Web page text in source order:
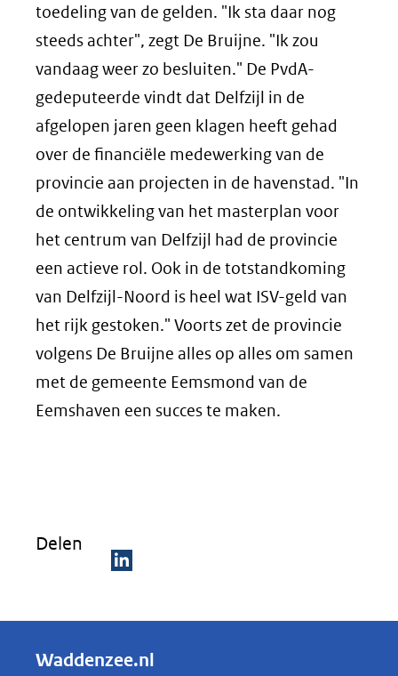
toedeling van de gelden. "Ik sta daar nog
steeds achter", zegt De Bruijne. "Ik zou
vandaag weer zo besluiten." De PvdA-
gedeputeerde vindt dat Delfzijl in de
afgelopen jaren geen klagen heeft gehad
over de financiële medewerking van de
provincie aan projecten in de havenstad. "In
de ontwikkeling van het masterplan voor
het centrum van Delfzijl had de provincie
een actieve rol. Ook in de totstandkoming
van Delfzijl-Noord is heel wat ISV-geld van
het rijk gestoken." Voorts zet de provincie
volgens De Bruijne alles op alles om samen
met de gemeente Eemsmond van de
Eemshaven een succes te maken.
Delen
e
Waddenzee.nl